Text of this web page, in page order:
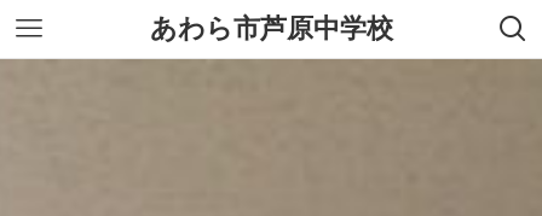
あわら市芦原中学校